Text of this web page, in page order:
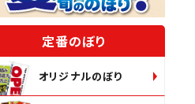
定番のぼり
オリジナルのぼり